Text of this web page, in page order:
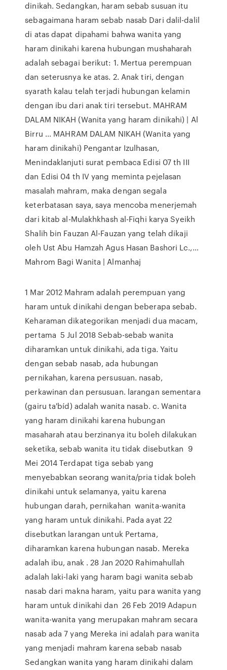
dinikah. Sedangkan, haram sebab susuan itu
sebagaimana haram sebab nasab Dari dalil-dalil
di atas dapat dipahami bahwa wanita yang
haram dinikahi karena hubungan mushaharah
adalah sebagai berikut: 1. Mertua perempuan
dan seterusnya ke atas. 2. Anak tiri, dengan
syarath kalau telah terjadi hubungan kelamin
dengan ibu dari anak tiri tersebut. MAHRAM
DALAM NIKAH (Wanita yang haram dinikahi) | Al
Birru ... MAHRAM DALAM NIKAH (Wanita yang
haram dinikahi) Pengantar Izulhasan,
Menindaklanjuti surat pembaca Edisi 07 th III
dan Edisi 04 th IV yang meminta pejelasan
masalah mahram, maka dengan segala
keterbatasan saya, saya mencoba menerjemah
dari kitab al-Mulakhkhash al-Fiqhi karya Syeikh
Shalih bin Fauzan Al-Fauzan yang telah dikaji
oleh Ust Abu Hamzah Agus Hasan Bashori Lc.,…
Mahrom Bagi Wanita | Almanhaj
1 Mar 2012 Mahram adalah perempuan yang
haram untuk dinikahi dengan beberapa sebab.
Keharaman dikategorikan menjadi dua macam,
pertama 5 Jul 2018 Sebab-sebab wanita
diharamkan untuk dinikahi, ada tiga. Yaitu
dengan sebab nasab, ada hubungan
pernikahan, karena persusuan. nasab,
perkawinan dan persusuan. larangan sementara
(gairu ta'bíd) adalah wanita nasab. c. Wanita
yang haram dinikahi karena hubungan
masaharah atau berzinanya itu boleh dilakukan
seketika, sebab wanita itu tidak disebutkan 9
Mei 2014 Terdapat tiga sebab yang
menyebabkan seorang wanita/pria tidak boleh
dinikahi untuk selamanya, yaitu karena
hubungan darah, pernikahan wanita-wanita
yang haram untuk dinikahi. Pada ayat 22
disebutkan larangan untuk Pertama,
diharamkan karena hubungan nasab. Mereka
adalah ibu, anak . 28 Jan 2020 Rahimahullah
adalah laki-laki yang haram bagi wanita sebab
nasab dari makna haram, yaitu para wanita yang
haram untuk dinikahi dan 26 Feb 2019 Adapun
wanita-wanita yang merupakan mahram secara
nasab ada 7 yang Mereka ini adalah para wanita
yang menjadi mahram karena sebab nasab
Sedangkan wanita yang haram dinikahi dalam